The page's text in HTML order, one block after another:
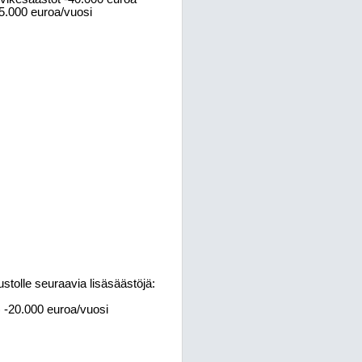
euroa/vuosi
seuraavia lisäsäästöjä:
20.000 euroa/vuosi